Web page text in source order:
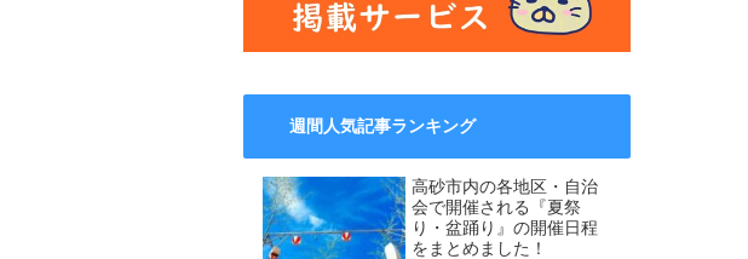
週間人気記事ランキング
高砂市内の各地区・自治
会で開催される『夏祭
り・盆踊り』の開催日程
をまとめました！